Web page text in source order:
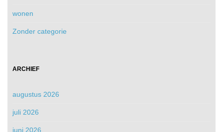
wonen
Zonder categorie
ARCHIEF
augustus 2026
juli 2026
juni 2026